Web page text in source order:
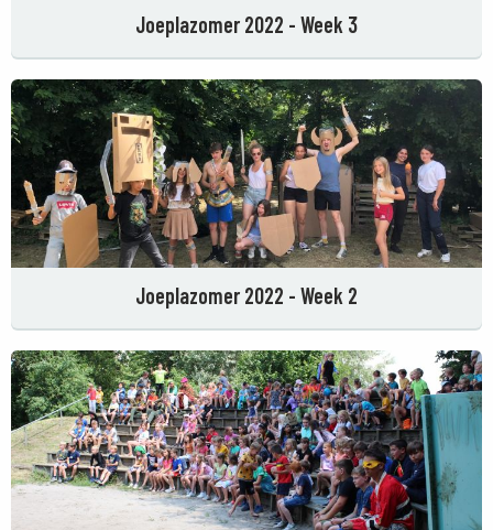
Joeplazomer 2022 - Week 3
Joeplazomer 2022 - Week 2